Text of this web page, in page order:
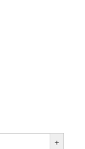
+